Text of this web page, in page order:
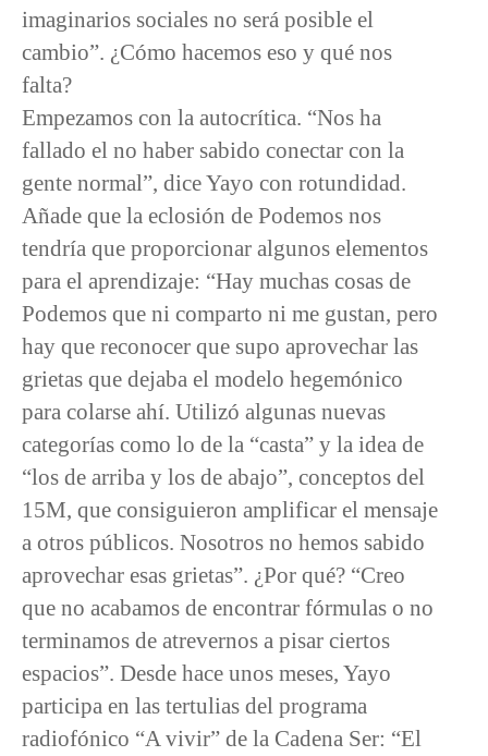
imaginarios sociales no será posible el
cambio”. ¿Cómo hacemos eso y qué nos
falta?
Empezamos con la autocrítica. “Nos ha
fallado el no haber sabido conectar con la
gente normal”, dice Yayo con rotundidad.
Añade que la eclosión de Podemos nos
tendría que proporcionar algunos elementos
para el aprendizaje: “Hay muchas cosas de
Podemos que ni comparto ni me gustan, pero
hay que reconocer que supo aprovechar las
grietas que dejaba el modelo hegemónico
para colarse ahí. Utilizó algunas nuevas
categorías como lo de la “casta” y la idea de
“los de arriba y los de abajo”, conceptos del
15M, que consiguieron amplificar el mensaje
a otros públicos. Nosotros no hemos sabido
aprovechar esas grietas”. ¿Por qué? “Creo
que no acabamos de encontrar fórmulas o no
terminamos de atrevernos a pisar ciertos
espacios”. Desde hace unos meses, Yayo
participa en las tertulias del programa
radiofónico “A vivir” de la Cadena Ser: “El